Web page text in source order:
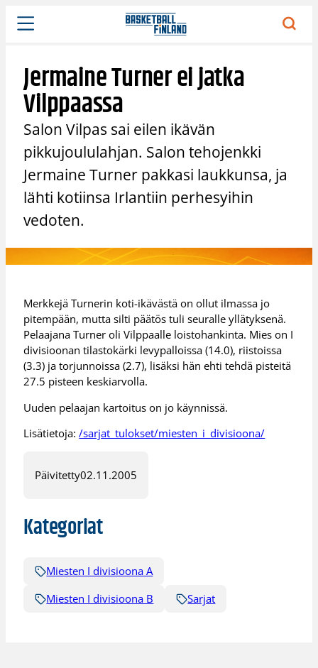
Siirry
sisältöön
Jermaine Turner ei jatka
Vilppaassa
Salon Vilpas sai eilen ikävän
pikkujoululahjan. Salon tehojenkki
Jermaine Turner pakkasi laukkunsa, ja
lähti kotiinsa Irlantiin perhesyihin
vedoten.
Merkkejä Turnerin koti-ikävästä on ollut ilmassa jo
pitempään, mutta silti päätös tuli seuralle yllätyksenä.
Pelaajana Turner oli Vilppaalle loistohankinta. Mies on I
divisioonan tilastokärki levypalloissa (14.0), riistoissa
(3.3) ja torjunnoissa (2.7), lisäksi hän ehti tehdä pisteitä
27.5 pisteen keskiarvolla.
Uuden pelaajan kartoitus on jo käynnissä.
Lisätietoja:/sarjat_tulokset/miesten_i_divisioona/
Päivitetty02.11.2005
Kategoriat
Miesten I divisioona A
Miesten I divisioona B
Sarjat